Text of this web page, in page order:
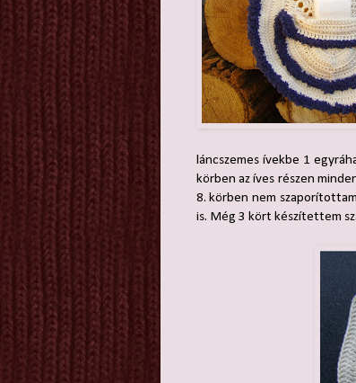
láncszemes ívekbe 1
körben az íves részen
8. körben nem
is. Még 3 kört készítettem